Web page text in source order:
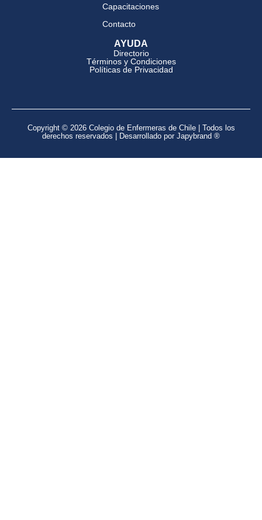
Capacitaciones
Contacto
AYUDA
Directorio
Términos y Condiciones
Políticas de Privacidad
Copyright © 2026 Colegio de Enfermeras de Chile | Todos los
derechos reservados | Desarrollado por Japybrand ®